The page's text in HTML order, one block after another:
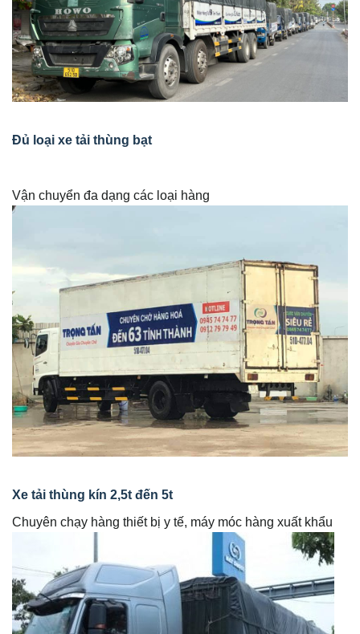
Đủ loại xe tải thùng bạt
Vận chuyển đa dạng các loại hàng
Xe tải thùng kín 2,5t đến 5t
Chuyên chạy hàng thiết bị y tế, máy móc hàng xuất khẩu